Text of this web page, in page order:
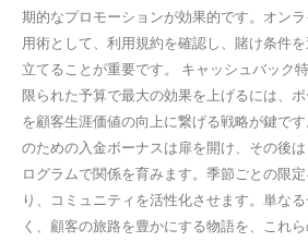
期的なプロモーションが効果的です。オン
用術として、利用規約を確認し、賭け条件
立てることが重要です。 キャッシュバック
限られた予算で最大の効果を上げるには、
を顧客生涯価値の向上に繋げる戦略が鍵で
のための入金ボーナスは扉を開け、その後
ログラムで関係を育みます。季節ごとの限
り、コミュニティを活性化させます。単な
く、顧客の旅路を豊かにする物語を、これ